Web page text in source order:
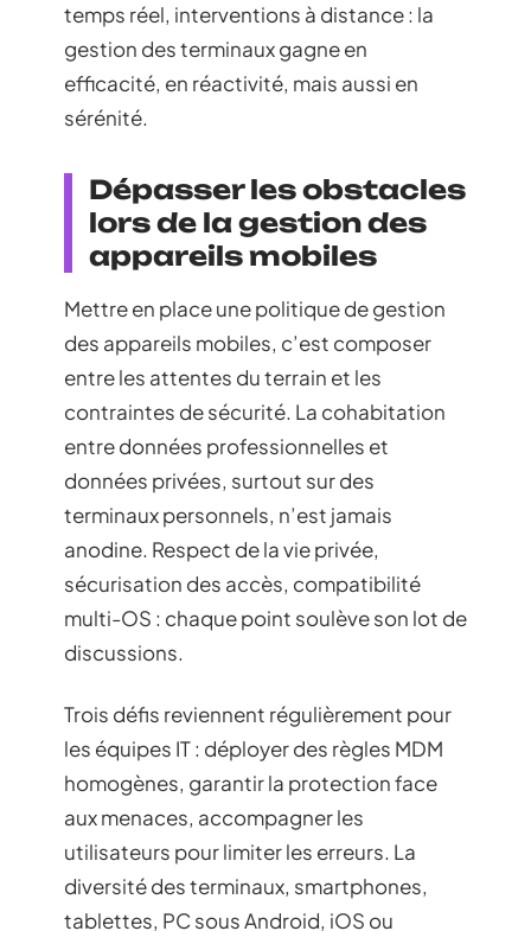
temps réel, interventions à distance : la
gestion des terminaux gagne en
efficacité, en réactivité, mais aussi en
sérénité.
Dépasser les obstacles
lors de la gestion des
appareils mobiles
Mettre en place une politique de gestion
des appareils mobiles, c’est composer
entre les attentes du terrain et les
contraintes de sécurité. La cohabitation
entre données professionnelles et
données privées, surtout sur des
terminaux personnels, n’est jamais
anodine. Respect de la vie privée,
sécurisation des accès, compatibilité
multi-OS : chaque point soulève son lot de
discussions.
Trois défis reviennent régulièrement pour
les équipes IT : déployer des règles MDM
homogènes, garantir la protection face
aux menaces, accompagner les
utilisateurs pour limiter les erreurs. La
diversité des terminaux, smartphones,
tablettes, PC sous Android, iOS ou